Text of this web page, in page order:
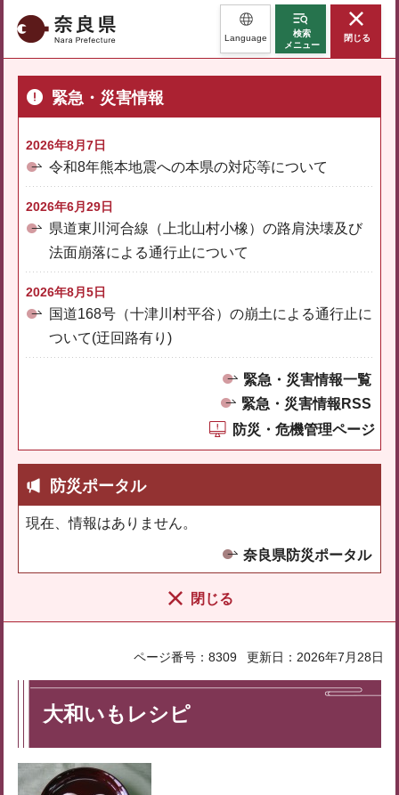
奈良県 Language
検索
メニュー
閉じる
緊急・災害情報
2026年8月7日
令和8年熊本地震への本県の対応等について
2026年6月29日
県道東川河合線（上北山村小橡）の路肩決壊及び
法面崩落による通行止について
2026年8月5日
国道168号（十津川村平谷）の崩土による通行止に
ついて(迂回路有り)
緊急・災害情報一覧
緊急・災害情報RSS
防災・危機管理ページ
防災ポータル
現在、情報はありません。
奈良県防災ポータル
閉じる
ページ番号：8309 更新日：2026年7月28日
大和いもレシピ